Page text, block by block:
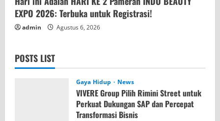
EXPO 2026: Terbuka untuk Registrasi!
admin Agustus 6, 2026
POSTS LIST
Gaya Hidup News
VIVERE Group Pilih Rimini Street untuk
Perkuat Dukungan SAP dan Percepat
Transformasi Bisnis